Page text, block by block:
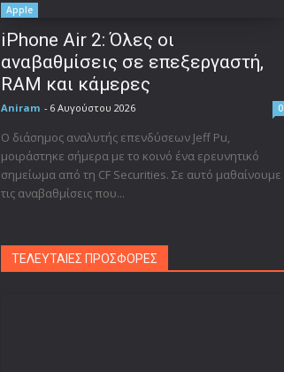
Apple
iPhone Air 2: Όλες οι
αναβαθμίσεις σε επεξεργαστή,
RAM και κάμερες
Aniram - 6 Αυγούστου 2026 0
Ο διάσημος αναλυτής επενδύσεων Jeff Pu,
μοιράστηκε σήμερα με το κοινό ένα ερευνητικό
σημείωμα από τη CF Securities. Σε αυτό μαθαίνουμε
τις αναβαθμίσεις που...
ΤΕΛΕΥΤΑΙΕΣ ΠΡΟΣΦΟΡΕΣ